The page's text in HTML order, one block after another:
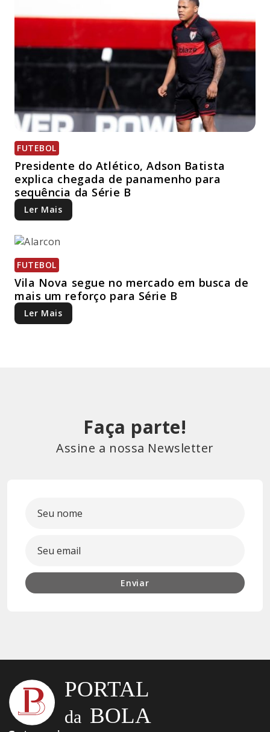
FUTEBOL
Presidente do Atlético, Adson Batista
explica chegada de panamenho para
sequência da Série B
Ler Mais
FUTEBOL
Vila Nova segue no mercado em busca de
mais um reforço para Série B
Ler Mais
Faça parte!
Assine a nossa Newsletter
Enviar